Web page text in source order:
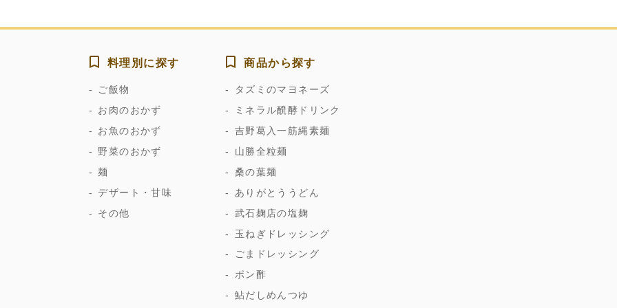
料理別に探す
ご飯物
お肉のおかず
お魚のおかず
野菜のおかず
麺
デザート・甘味
その他
商品から探す
タズミのマヨネーズ
ミネラル醗酵ドリンク
吉野葛入一筋縄素麺
山勝全粒麺
桑の葉麺
ありがとううどん
武石麹店の塩麹
玉ねぎドレッシング
ごまドレッシング
ポン酢
鮎だしめんつゆ